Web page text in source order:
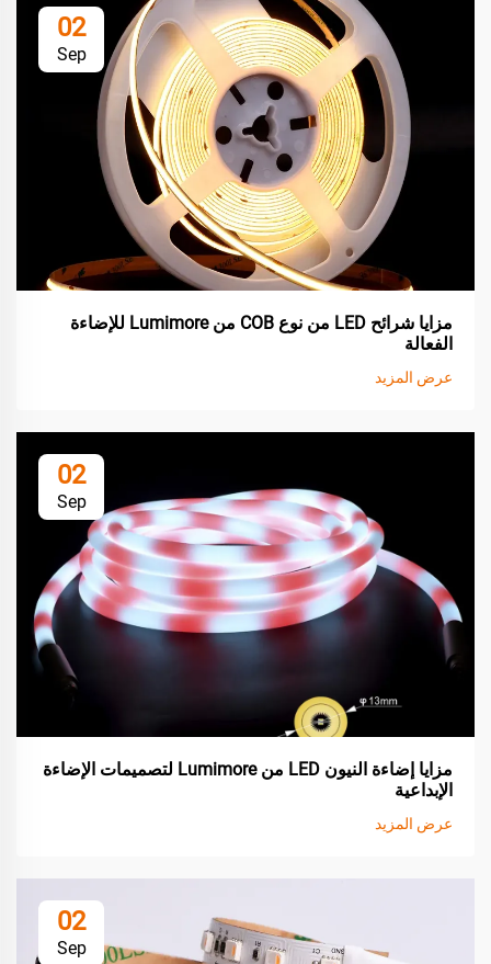
02
Sep
مزايا شرائح LED من نوع COB من Lumimore للإضاءة
الفعالة
عرض المزيد
02
Sep
مزايا إضاءة النيون LED من Lumimore لتصميمات الإضاءة
الإبداعية
عرض المزيد
02
Sep